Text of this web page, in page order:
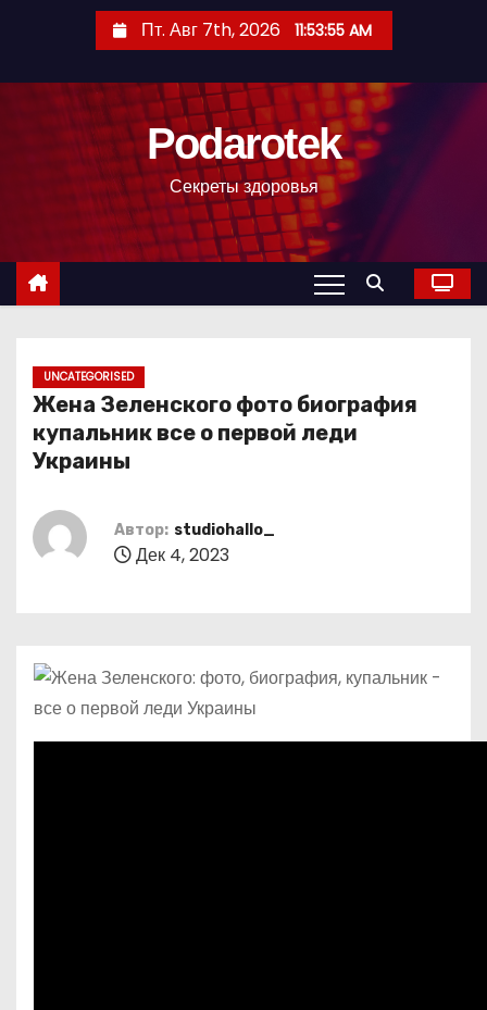
с
Пт. Авг 7th, 2026 11:53:56 AM
Podarotek
Секреты здоровья
UNCATEGORISED
Жена Зеленского фото биография
купальник все о первой леди
Украины
Автор: studiohallo_
Дек 4, 2023